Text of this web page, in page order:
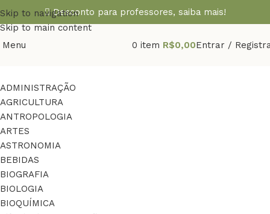
Skip to navigation
Skip to main content
Desconto para professores, saiba mais!
Menu 0 item R$0,00Entrar /
ADMINISTRAÇÃO
AGRICULTURA
ANTROPOLOGIA
ARTES
ASTRONOMIA
BEBIDAS
BIOGRAFIA
BIOLOGIA
BIOQUÍMICA